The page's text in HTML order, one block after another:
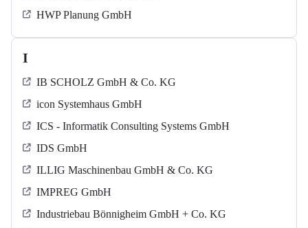
HWP Planung GmbH
I
IB SCHOLZ GmbH & Co. KG
icon Systemhaus GmbH
ICS - Informatik Consulting Systems GmbH
IDS GmbH
ILLIG Maschinenbau GmbH & Co. KG
IMPREG GmbH
Industriebau Bönnigheim GmbH + Co. KG